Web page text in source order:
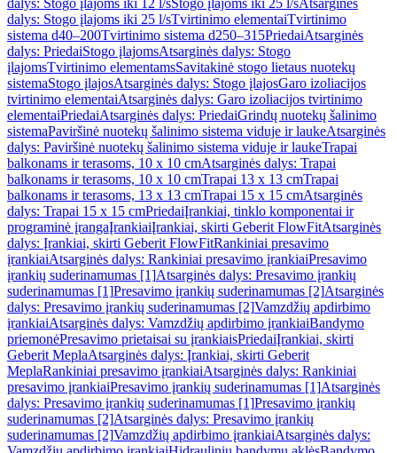
dalys: Stogo įlajoms iki 12 l/sStogo įlajoms iki 25 l/sAtsarginės
dalys: Stogo įlajoms iki 25 l/sTvirtinimo elementaiTvirtinimo
sistema d40–200Tvirtinimo sistema d250–315PriedaiAtsarginės
dalys: PriedaiStogo įlajomsAtsarginės dalys: Stogo
įlajomsTvirtinimo elementamsSavitakinė stogo lietaus nuotekų
sistemaStogo įlajosAtsarginės dalys: Stogo įlajosGaro izoliacijos
tvirtinimo elementaiAtsarginės dalys: Garo izoliacijos tvirtinimo
elementaiPriedaiAtsarginės dalys: PriedaiGrindų nuotekų šalinimo
sistemaPaviršinė nuotekų šalinimo sistema viduje ir laukeAtsarginės
dalys: Paviršinė nuotekų šalinimo sistema viduje ir laukeTrapai
balkonams ir terasoms, 10 x 10 cmAtsarginės dalys: Trapai
balkonams ir terasoms, 10 x 10 cmTrapai 13 x 13 cmTrapai
balkonams ir terasoms, 13 x 13 cmTrapai 15 x 15 cmAtsarginės
dalys: Trapai 15 x 15 cmPriedaiĮrankiai, tinklo komponentai ir
programinė įrangaĮrankiaiĮrankiai, skirti Geberit FlowFitAtsarginės
dalys: Įrankiai, skirti Geberit FlowFitRankiniai presavimo
įrankiaiAtsarginės dalys: Rankiniai presavimo įrankiaiPresavimo
įrankių suderinamumas [1]Atsarginės dalys: Presavimo įrankių
suderinamumas [1]Presavimo įrankių suderinamumas [2]Atsarginės
dalys: Presavimo įrankių suderinamumas [2]Vamzdžių apdirbimo
įrankiaiAtsarginės dalys: Vamzdžių apdirbimo įrankiaiBandymo
priemonėPresavimo prietaisai su įrankiaisPriedaiĮrankiai, skirti
Geberit MeplaAtsarginės dalys: Įrankiai, skirti Geberit
MeplaRankiniai presavimo įrankiaiAtsarginės dalys: Rankiniai
presavimo įrankiaiPresavimo įrankių suderinamumas [1]Atsarginės
dalys: Presavimo įrankių suderinamumas [1]Presavimo įrankių
suderinamumas [2]Atsarginės dalys: Presavimo įrankių
suderinamumas [2]Vamzdžių apdirbimo įrankiaiAtsarginės dalys: